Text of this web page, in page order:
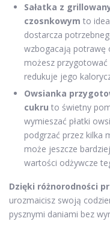
Sałatka z
czosnkowym to
dostarcza
wzbogacają potrawę
możesz
redukuje jego
Owsianka
cukru to świetny
wymieszać płatki
podgrzać przez kilka
może jeszcze
wartości odżywcze
Dzięki różnorodności
urozmaicisz swoją
pysznymi daniami bez